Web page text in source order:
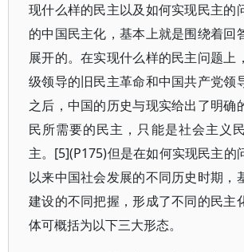
现什么样的民主以及如何实现民主的
的中国民主化，基本上就是围绕着回
展开的。在实现什么样的民主问题上
级领导的旧民主革命和中国共产党领
之后，中国的历史与现实给出了明确
民所需要的民主，只能是社会主义
主。[5](P175)但是在如何实现民主的
以来中国社会发展的不同历史时期，
建设的不同把握，形成了不同的民主
体可概括为以下三大形态。